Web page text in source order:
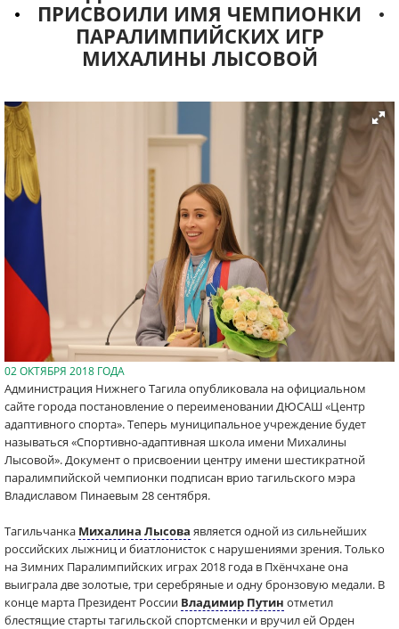
ПРИСВОИЛИ ИМЯ ЧЕМПИОНКИ
ПАРАЛИМПИЙСКИХ ИГР
МИХАЛИНЫ ЛЫСОВОЙ
02 ОКТЯБРЯ 2018 ГОДА
Администрация Нижнего Тагила опубликовала на официальном
сайте города постановление о переименовании ДЮСАШ «Центр
адаптивного спорта». Теперь муниципальное учреждение будет
называться «Спортивно-адаптивная школа имени Михалины
Лысовой». Документ о присвоении центру имени шестикратной
паралимпийской чемпионки подписан врио тагильского мэра
Владиславом Пинаевым 28 сентября.
Тагильчанка Михалина Лысова является одной из сильнейших
российских лыжниц и биатлонисток с нарушениями зрения. Только
на Зимних Паралимпийских играх 2018 года в Пхёнчхане она
выиграла две золотые, три серебряные и одну бронзовую медали. В
конце марта Президент России Владимир Путин отметил
блестящие старты тагильской спортсменки и вручил ей Орден